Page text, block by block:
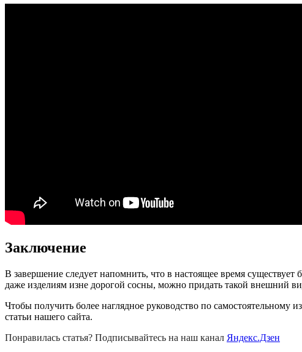
Заключение
В завершение следует напомнить, что в настоящее время
даже изделиям изне дорогой сосны, можно придать такой внешний
Чтобы получить более наглядное руководство по самостоятельному
статьи нашего сайта.
Понравилась статья? Подписывайтесь на наш канал Яндекс.Дзен